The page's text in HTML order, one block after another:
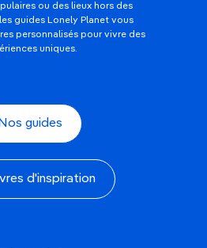
ou des lieux hors des
guides Lonely Planet vous
personnalisés pour vivre des
uniques.
Nos guides
d'inspiration